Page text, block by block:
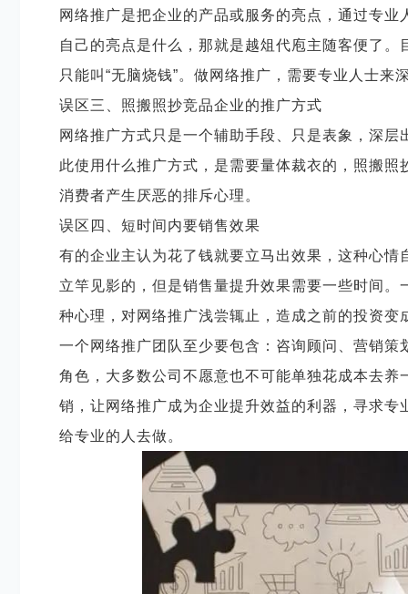
网络推广是把企业的产品或服务的亮点，通过专
自己的亮点是什么，那就是越俎代庖主随客便了
只能叫“无脑烧钱”。做网络推广，需要专业人士来
误区三、照搬照抄竞品企业的推广方式
网络推广方式只是一个辅助手段、只是表象，深
此使用什么推广方式，是需要量体裁衣的，照搬
消费者产生厌恶的排斥心理。
误区四、短时间内要销售效果
有的企业主认为花了钱就要立马出效果，这种心
立竿见影的，但是销售量提升效果需要一些时间。
种心理，对网络推广浅尝辄止，造成之前的投资变
一个网络推广团队至少要包含：咨询顾问、营销策
角色，大多数公司不愿意也不可能单独花成本去
销，让网络推广成为企业提升效益的利器，寻求
给专业的人去做。